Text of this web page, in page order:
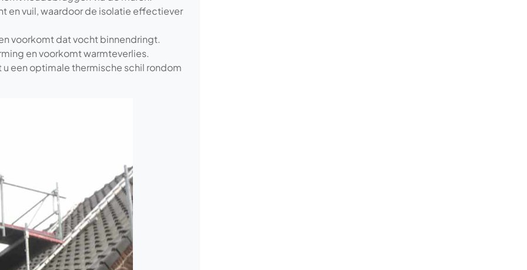
en vuil, waardoor de isolatie effectiever
voorkomt dat vocht binnendringt.
en voorkomt warmteverlies.
een optimale thermische schil rondom